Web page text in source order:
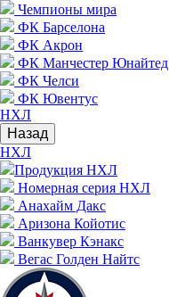
Чемпионы мира
ФК Барселона
ФК Акрон
ФК Манчестер Юнайтед
ФК Челси
ФК Ювентус
НХЛ
Назад
НХЛ
Продукция НХЛ
Номерная серия НХЛ
Анахайм Дакс
Аризона Койотис
Ванкувер Кэнакс
Вегас Голден Найтс